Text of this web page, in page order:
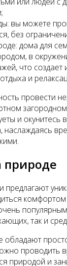
вы можете
без
дома для
в
что создает
и
провести
и окунитесь
наслаждаясь
природе
предлагают
так и
обладают
проводить
природой и